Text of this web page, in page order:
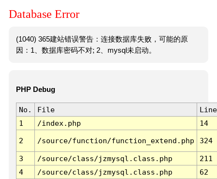
Database Error
(1040) 365建站错误警告：连接数据库失败，可能的原
因：1、数据库密码不对; 2、mysql未启动。
PHP Debug
No. File
Line
1
/index.php 14
2 /source/function/function_extend.php 324
3 /source/class/jzmysql.class.php
211
4
/source/class/jzmysql.class.php
62